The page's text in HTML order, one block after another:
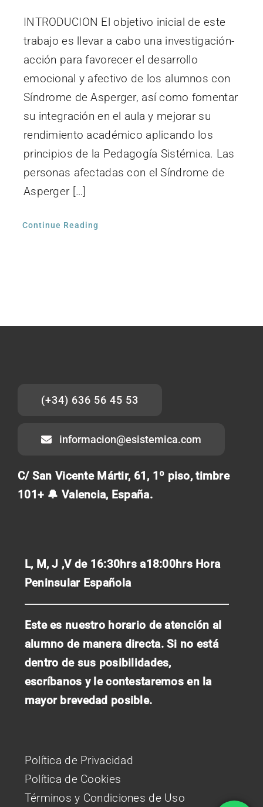
INTRODUCION El objetivo inicial de este
trabajo es llevar a cabo una investigación-
acción para favorecer el desarrollo
emocional y afectivo de los alumnos con
Síndrome de Asperger, así como fomentar
su integración en el aula y mejorar su
rendimiento académico aplicando los
principios de la Pedagogía Sistémica. Las
personas afectadas con el Síndrome de
Asperger […]
Continue Reading
(+34) 636 56 45 53
informacion@esistemica.com
C/ San Vicente Mártir, 61, 1º piso, timbre
101+ 🔔 Valencia, España.
L, M, J ,V de 16:30hrs a18:00hrs Hora
Peninsular Española
Este es nuestro horario de atención al
alumno de manera directa. Si no está
dentro de sus posibilidades,
escríbanos y le contestaremos en la
mayor brevedad posible.
Política de Privacidad
Política de Cookies
Términos y Condiciones de Uso